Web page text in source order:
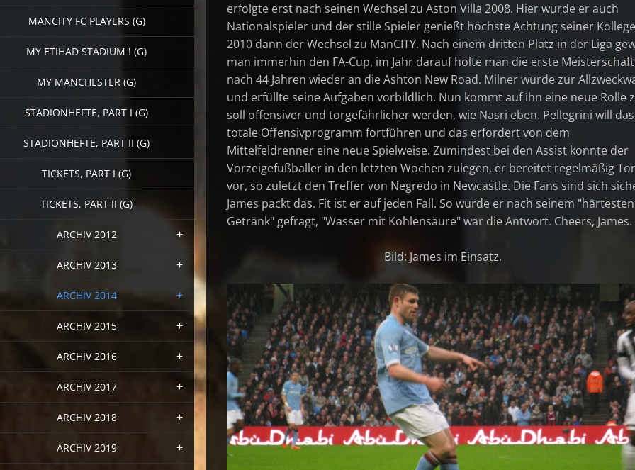
MANCITY FC PLAYERS (G)
MY ETIHAD STADIUM ! (G)
MY MANCHESTER (G)
STADIONHEFTE, PART I (G)
STADIONHEFTE, PART II (G)
TICKETS, PART I (G)
TICKETS, PART II (G)
ARCHIV 2012
ARCHIV 2013
ARCHIV 2014
ARCHIV 2015
ARCHIV 2016
ARCHIV 2017
ARCHIV 2018
ARCHIV 2019
erfolgte erst nach seinen Wechsel zu Aston Villa 2008. Hier wurde er auch
Nationalspieler und der stille Spieler genießt höchste Achtung seiner
2010 dann der Wechsel zu ManCITY. Nach einem dritten Platz in der Liga
man immerhin den FA-Cup, im Jahr darauf holte man die erste Meisterschaft
nach 44 Jahren wieder an die Ashton New Road. Milner wurde zur
und erfüllte seine Aufgaben vorbildlich. Nun kommt auf ihn eine neue Rolle
soll offensiver und torgefährlicher werden, wie Nasri eben. Pellegrini will das
totale Offensivprogramm fortführen und das erfordert von dem
Mittelfeldrenner eine neue Spielweise. Zumindest bei den Assist konnte der
Vorzeigefußballer in den letzten Wochen zulegen, er bereitet regelmäßig
vor, so zuletzt den Treffer von Negredo in Newcastle. Die Fans sind sich
James packt das. Fit ist er auf jeden Fall. So wurde er nach seinem "härtesten
Getränk" gefragt, "Wasser mit Kohlensäure" war die Antwort. Cheers, James.
Bild: James im Einsatz.